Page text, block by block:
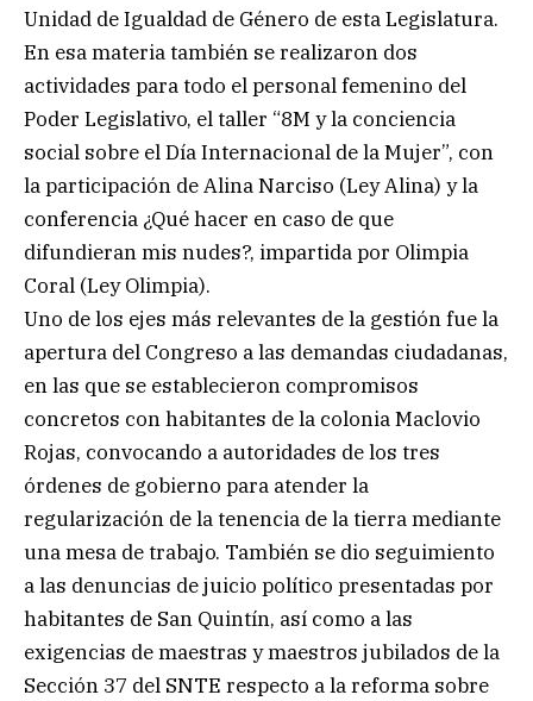
Unidad de Igualdad de Género de esta Legislatura.
En esa materia también se realizaron dos
actividades para todo el personal femenino del
Poder Legislativo, el taller “8M y la conciencia
social sobre el Día Internacional de la Mujer”, con
la participación de Alina Narciso (Ley Alina) y la
conferencia ¿Qué hacer en caso de que
difundieran mis nudes?, impartida por Olimpia
Coral (Ley Olimpia).
Uno de los ejes más relevantes de la gestión fue la
apertura del Congreso a las demandas ciudadanas,
en las que se establecieron compromisos
concretos con habitantes de la colonia Maclovio
Rojas, convocando a autoridades de los tres
órdenes de gobierno para atender la
regularización de la tenencia de la tierra mediante
una mesa de trabajo. También se dio seguimiento
a las denuncias de juicio político presentadas por
habitantes de San Quintín, así como a las
exigencias de maestras y maestros jubilados de la
Sección 37 del SNTE respecto a la reforma sobre